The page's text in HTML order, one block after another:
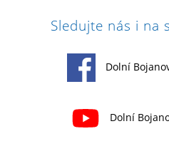
Sledujte nás i na
Dolní
Dolní